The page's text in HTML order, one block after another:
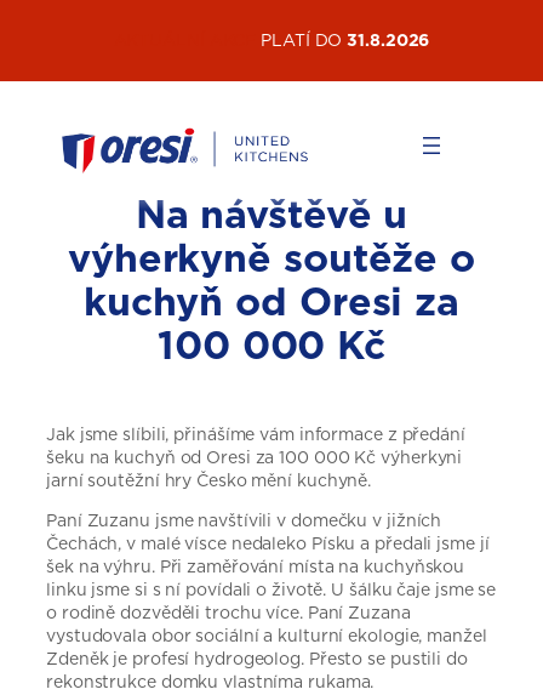
PLATÍ DO31.8.2026
Na návštěvě u
výherkyně soutěže o
kuchyň od Oresi za
100 000 Kč
Jak jsme slíbili, přinášíme vám informace z předání
šeku na kuchyň od Oresi za 100 000 Kč výherkyni
jarní soutěžní hry Česko mění kuchyně.
Paní Zuzanu jsme navštívili v domečku v jižních
Čechách, v malé vísce nedaleko Písku a předali jsme jí
šek na výhru. Při zaměřování místa na kuchyňskou
linku jsme si s ní povídali o životě. U šálku čaje jsme se
o rodině dozvěděli trochu více. Paní Zuzana
vystudovala obor sociální a kulturní ekologie, manžel
Zdeněk je profesí hydrogeolog. Přesto se pustili do
rekonstrukce domku vlastníma rukama.